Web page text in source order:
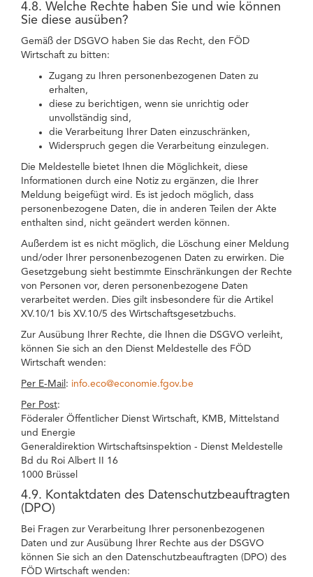
4.8. Welche Rechte haben Sie und wie können
Sie diese ausüben?
Gemäß der DSGVO haben Sie das Recht, den FÖD
Wirtschaft zu bitten:
Zugang zu Ihren personenbezogenen Daten zu
erhalten,
diese zu berichtigen, wenn sie unrichtig oder
unvollständig sind,
die Verarbeitung Ihrer Daten einzuschränken,
Widerspruch gegen die Verarbeitung einzulegen.
Die Meldestelle bietet Ihnen die Möglichkeit, diese
Informationen durch eine Notiz zu ergänzen, die Ihrer
Meldung beigefügt wird. Es ist jedoch möglich, dass
personenbezogene Daten, die in anderen Teilen der Akte
enthalten sind, nicht geändert werden können.
Außerdem ist es nicht möglich, die Löschung einer Meldung
und/oder Ihrer personenbezogenen Daten zu erwirken. Die
Gesetzgebung sieht bestimmte Einschränkungen der Rechte
von Personen vor, deren personenbezogene Daten
verarbeitet werden. Dies gilt insbesondere für die Artikel
XV.10/1 bis XV.10/5 des Wirtschaftsgesetzbuchs.
Zur Ausübung Ihrer Rechte, die Ihnen die DSGVO verleiht,
können Sie sich an den Dienst Meldestelle des FÖD
Wirtschaft wenden:
Per E-Mail : info.eco@economie.fgov.be
Per Post:
Föderaler Öffentlicher Dienst Wirtschaft, KMB, Mittelstand
und Energie
Generaldirektion Wirtschaftsinspektion - Dienst Meldestelle
Bd du Roi Albert II 16
1000 Brüssel
4.9. Kontaktdaten des Datenschutzbeauftragten
(DPO)
Bei Fragen zur Verarbeitung Ihrer personenbezogenen
Daten und zur Ausübung Ihrer Rechte aus der DSGVO
können Sie sich an den Datenschutzbeauftragten (DPO) des
FÖD Wirtschaft wenden: